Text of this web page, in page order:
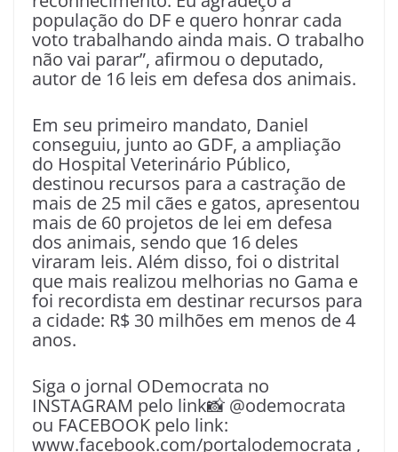
população do DF e quero honrar cada
voto trabalhando ainda mais. O trabalho
não vai parar”, afirmou o deputado,
autor de 16 leis em defesa dos animais.
Em seu primeiro mandato, Daniel
conseguiu, junto ao GDF, a ampliação
do Hospital Veterinário Público,
destinou recursos para a castração de
mais de 25 mil cães e gatos, apresentou
mais de 60 projetos de lei em defesa
dos animais, sendo que 16 deles
viraram leis. Além disso, foi o distrital
que mais realizou melhorias no Gama e
foi recordista em destinar recursos para
a cidade: R$ 30 milhões em menos de 4
anos.
Siga o jornal ODemocrata no
INSTAGRAM pelo link📸 @odemocrata
ou FACEBOOK pelo link:
www.facebook.com/portalodemocrata ,